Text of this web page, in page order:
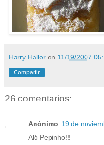
Harry Haller en 11/19/2007
Compartir
26 comentarios:
Anónimo 19 de
Aló Pepinho!!!